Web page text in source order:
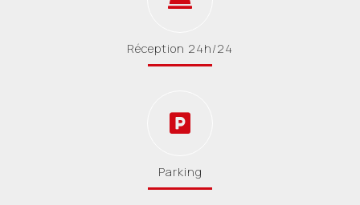
Réception 24h/24
Parking